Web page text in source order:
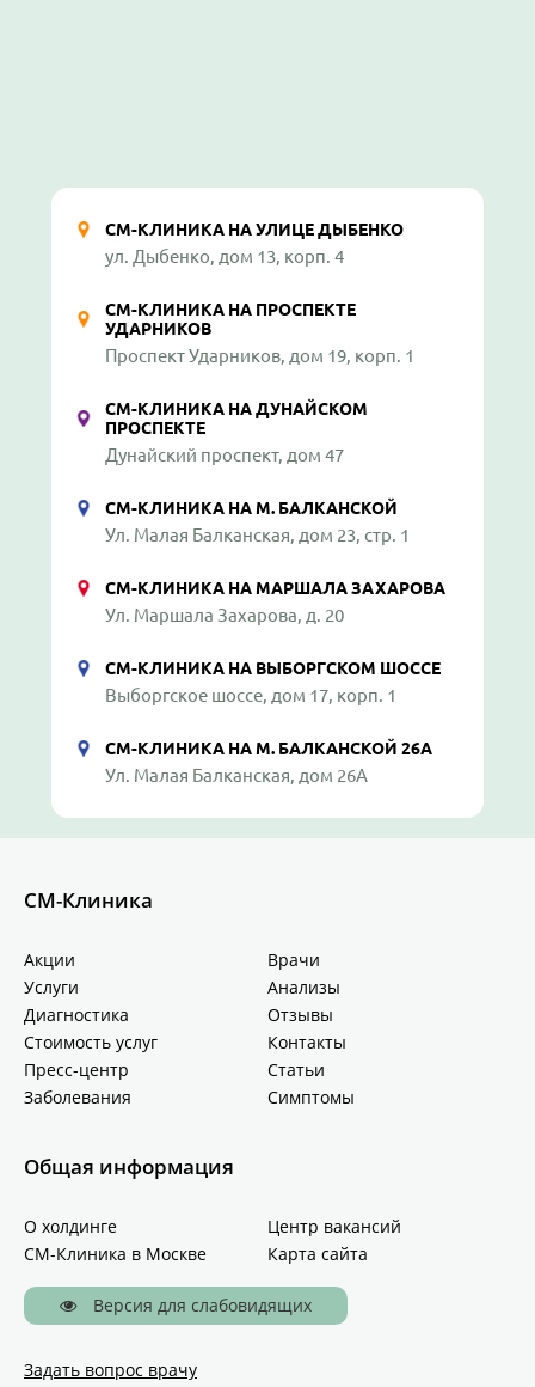
СМ-КЛИНИКА НА УЛИЦЕ ДЫБЕНКО
ул. Дыбенко, дом 13, корп. 4
СМ-КЛИНИКА НА ПРОСПЕКТЕ
УДАРНИКОВ
Проспект Ударников, дом 19, корп. 1
СМ-КЛИНИКА НА ДУНАЙСКОМ
ПРОСПЕКТЕ
Дунайский проспект, дом 47
СМ-КЛИНИКА НА М. БАЛКАНСКОЙ
Ул. Малая Балканская, дом 23, стр. 1
СМ-КЛИНИКА НА МАРШАЛА ЗАХАРОВА
Ул. Маршала Захарова, д. 20
СМ-КЛИНИКА НА ВЫБОРГСКОМ ШОССЕ
Выборгское шоссе, дом 17, корп. 1
СМ-КЛИНИКА НА М. БАЛКАНСКОЙ 26А
Ул. Малая Балканская, дом 26А
СМ-Клиника
Акции
Врачи
Услуги
Анализы
Диагностика
Отзывы
Стоимость услуг
Контакты
Пресс-центр
Статьи
Заболевания
Симптомы
Общая информация
О холдинге
Центр вакансий
СМ-Клиника в Москве
Карта сайта
Версия для слабовидящих
Задать вопрос врачу